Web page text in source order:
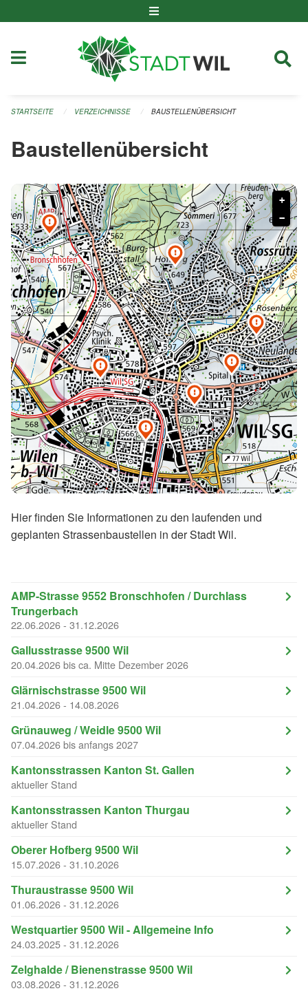
STARTSEITE VERZEICHNISSE BAUSTELLENÜBERSICHT
Baustellenübersicht







+
−
Hier finden Sie Informationen zu den laufenden und
geplanten Strassenbaustellen in der Stadt Wil.
AMP-Strasse 9552 Bronschhofen / Durchlass
Trungerbach
22.06.2026 - 31.12.2026
Gallusstrasse 9500 Wil
20.04.2026 bis ca. Mitte Dezember 2026
Glärnischstrasse 9500 Wil
21.04.2026 - 14.08.2026
Grünauweg / Weidle 9500 Wil
07.04.2026 bis anfangs 2027
Kantonsstrassen Kanton St. Gallen
aktueller Stand
Kantonsstrassen Kanton Thurgau
aktueller Stand
Oberer Hofberg 9500 Wil
15.07.2026 - 31.10.2026
Thuraustrasse 9500 Wil
01.06.2026 - 31.12.2026
Westquartier 9500 Wil - Allgemeine Info
24.03.2025 - 31.12.2026
Zelghalde / Bienenstrasse 9500 Wil
03.08.2026 - 31.12.2026